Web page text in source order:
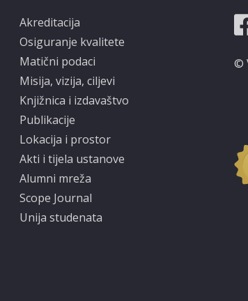
Akreditacija
Osiguranje kvalitete
Matični podaci
Misija, vizija, ciljevi
Knjižnica i izdavaštvo
Publikacije
Lokacija i prostor
Akti i tijela ustanove
Alumni mreža
Scope Journal
Unija studenata
©